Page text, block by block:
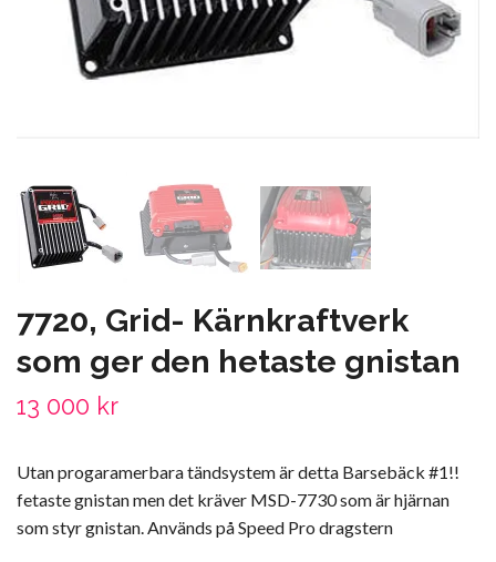
7720, Grid- Kärnkraftverk
som ger den hetaste gnistan
13 000 kr
Utan progaramerbara tändsystem är detta Barsebäck #1!!
fetaste gnistan men det kräver MSD-7730 som är hjärnan
som styr gnistan. Används på Speed Pro dragstern